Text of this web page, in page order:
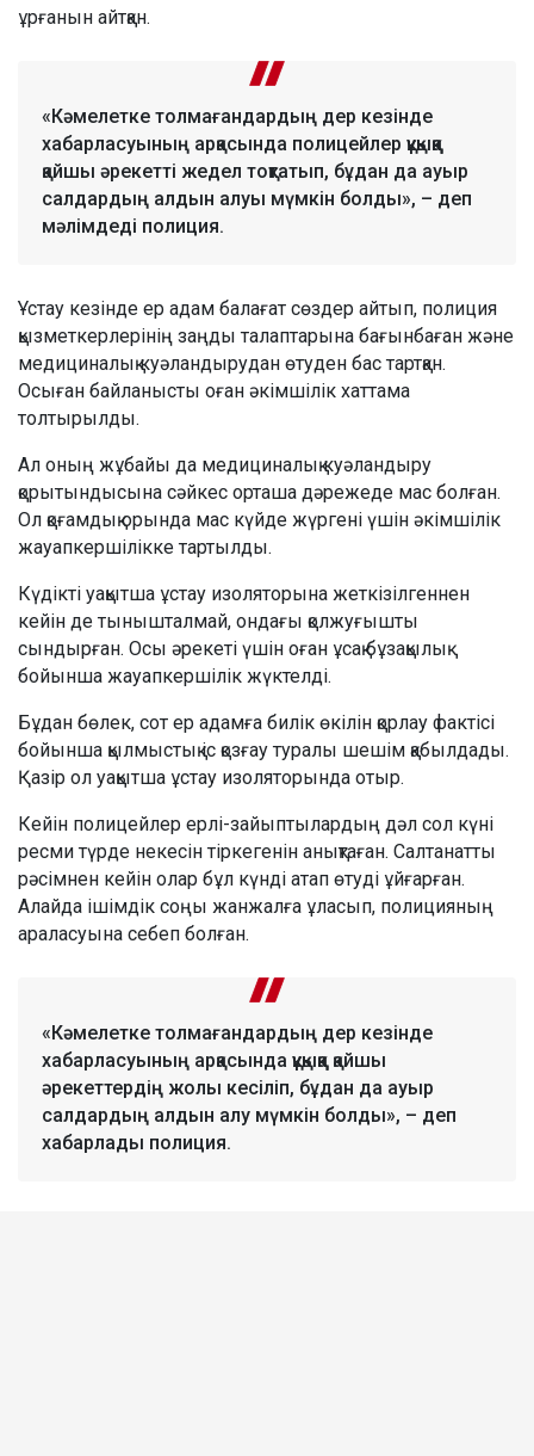
ұрғанын айтқан.
«Кәмелетке толмағандардың дер кезінде
хабарласуының арқасында полицейлер құқыққа
қайшы әрекетті жедел тоқтатып, бұдан да ауыр
салдардың алдын алуы мүмкін болды», – деп
мәлімдеді полиция.
Ұстау кезінде ер адам балағат сөздер айтып, полиция
қызметкерлерінің заңды талаптарына бағынбаған және
медициналық куәландырудан өтуден бас тартқан.
Осыған байланысты оған әкімшілік хаттама
толтырылды.
Ал оның жұбайы да медициналық куәландыру
қорытындысына сәйкес орташа дәрежеде мас болған.
Ол қоғамдық орында мас күйде жүргені үшін әкімшілік
жауапкершілікке тартылды.
Күдікті уақытша ұстау изоляторына жеткізілгеннен
кейін де тынышталмай, ондағы қолжуғышты
сындырған. Осы әрекеті үшін оған ұсақ бұзақылық
бойынша жауапкершілік жүктелді.
Бұдан бөлек, сот ер адамға билік өкілін қорлау фактісі
бойынша қылмыстық іс қозғау туралы шешім қабылдады.
Қазір ол уақытша ұстау изоляторында отыр.
Кейін полицейлер ерлі-зайыптылардың дәл сол күні
ресми түрде некесін тіркегенін анықтаған. Салтанатты
рәсімнен кейін олар бұл күнді атап өтуді ұйғарған.
Алайда ішімдік соңы жанжалға ұласып, полицияның
араласуына себеп болған.
«Кәмелетке толмағандардың дер кезінде
хабарласуының арқасында құқыққа қайшы
әрекеттердің жолы кесіліп, бұдан да ауыр
салдардың алдын алу мүмкін болды», – деп
хабарлады полиция.